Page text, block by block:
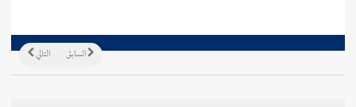
التالي السابق